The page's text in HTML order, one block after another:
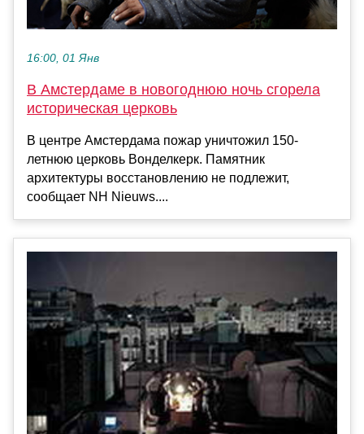
16:00, 01 Янв
В Амстердаме в новогоднюю ночь сгорела
историческая церковь
В центре Амстердама пожар уничтожил 150-
летнюю церковь Вонделкерк. Памятник
архитектуры восстановлению не подлежит,
сообщает NH Nieuws....